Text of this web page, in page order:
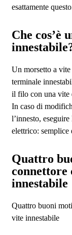
esattamente
Che cos’è
Un morsetto a vite
terminale
il filo con una vite
In caso di
l’innesto,
elettrico: semplice
Quattro
connettore
innestabile
Quattro buoni
vite innestabile